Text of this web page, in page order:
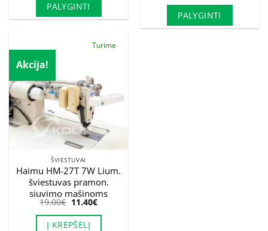
PALYGINTI
PALYGINTI
Akcija!
Turime
ŠVIESTUVAI
Haimu HM-27T 7W Lium.
šviestuvas pramon.
siuvimo mašinoms
19.00€ Original
price
was:
19.00€.
11.40€Current
price
is:
Į KREPŠELĮ